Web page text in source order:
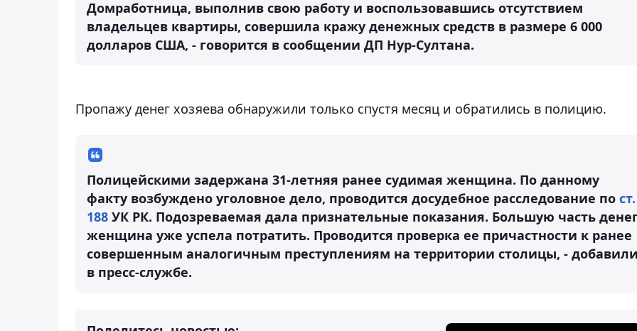
Домработница, выполнив свою работу и воспользовавшись отсутствием
владельцев квартиры, совершила кражу денежных средств в размере 6 000
долларов США, - говорится в сообщении ДП Нур-Султана.
Пропажу денег хозяева обнаружили только спустя месяц и обратились в полицию.
Полицейскими задержана 31-летняя ранее судимая женщина. По данному
факту возбуждено уголовное дело, проводится досудебное расследование по ст.
188 УК РК. Подозреваемая дала признательные показания. Большую часть
женщина уже успела потратить. Проводится проверка ее причастности к ранее
совершенным аналогичным преступлениям на территории столицы, -
в пресс-службе.